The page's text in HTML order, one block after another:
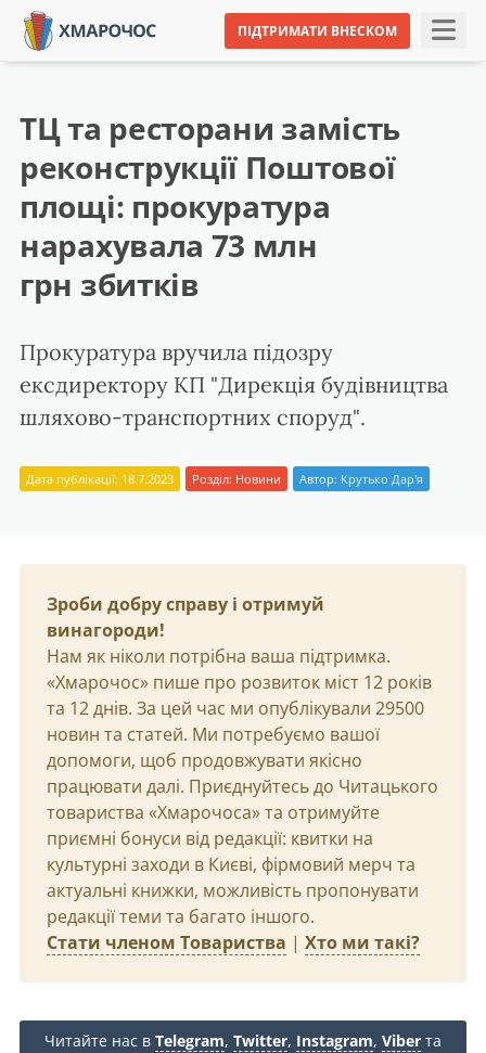
ПІДТРИМАТИ ВНЕСКОМ
ТЦ та ресторани замість
реконструкції Поштової
площі: прокуратура
нарахувала 73 млн
грн збитків
Прокуратура вручила підозру
ексдиректору КП "Дирекція будівництва
шляхово-транспортних споруд".
Дата публікації: 18.7.2023 Розділ: Новини Автор: Крутько Дар'я
Зроби добру справу і отримуй
винагороди!
Нам як ніколи потрібна ваша підтримка.
«Хмарочос» пише про розвиток міст 12 років
та 12 днів. За цей час ми опублікували 29500
новин та статей. Ми потребуємо вашої
допомоги, щоб продовжувати якісно
працювати далі. Приєднуйтесь до Читацького
товариства «Хмарочоса» та отримуйте
приємні бонуси від редакції: квитки на
культурні заходи в Києві, фірмовий мерч та
актуальні книжки, можливість пропонувати
редакції теми та багато іншого.
Стати членом Товариства | Хто ми такі?
Читайте нас в Telegram, Twitter, Instagram, Viber та